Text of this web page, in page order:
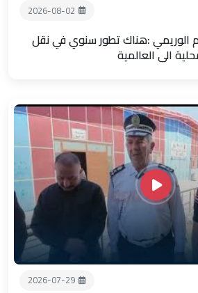
2026-08-02
الوريمي :هناك تطور سنوي في نقل
الى العالمية
2026-07-29